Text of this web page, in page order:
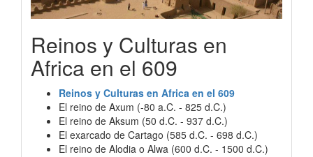
Reinos y Culturas en
Africa en el 609
Reinos y Culturas en Africa en el 609
El reino de Axum (-80 a.C. - 825 d.C.)
El reino de Aksum (50 d.C. - 937 d.C.)
El exarcado de Cartago (585 d.C. - 698 d.C.)
El reino de Alodia o Alwa (600 d.C. - 1500 d.C.)